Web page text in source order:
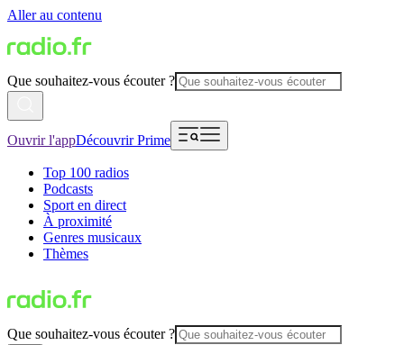
Aller au contenu
Que souhaitez-vous écouter ?
Ouvrir l'appDécouvrir Prime
Top 100 radios
Podcasts
Sport en direct
À proximité
Genres musicaux
Thèmes
Que souhaitez-vous écouter ?